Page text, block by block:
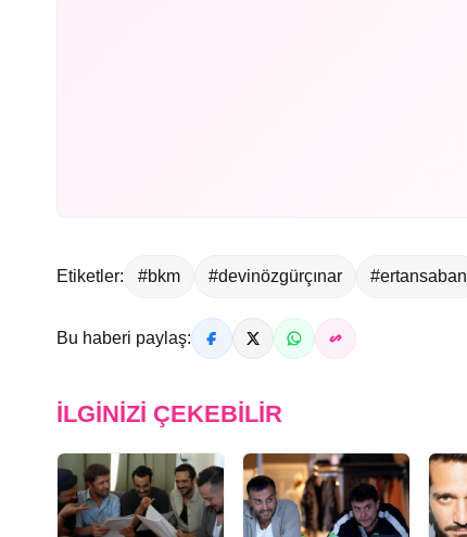
Etiketler: #bkm #devinözgürçınar #ertansaban
Bu haberi paylaş:
İLGINIZI ÇEKEBILIR